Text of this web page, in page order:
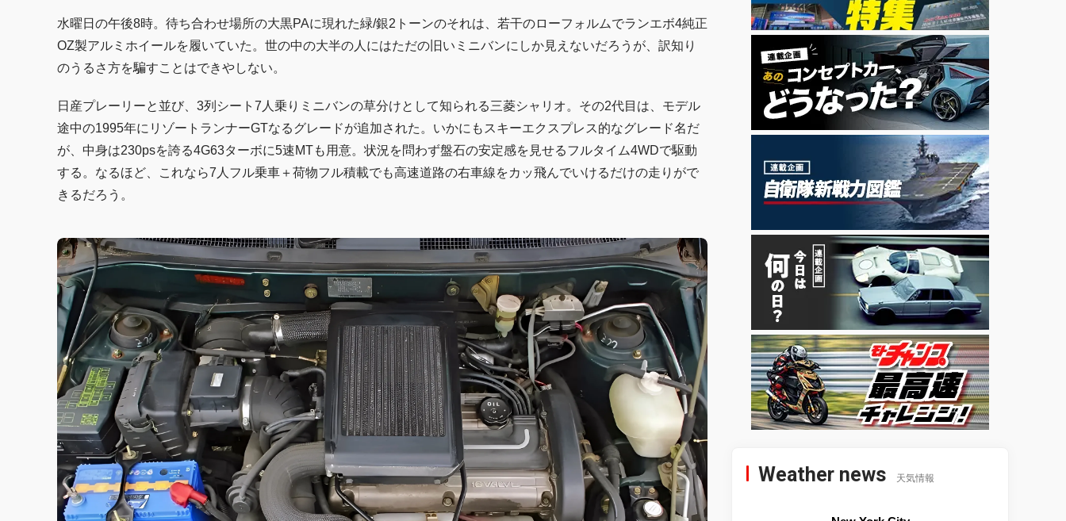
水曜日の午後8時。待ち合わせ場所の大黒PAに現れた緑/銀2トーンのそれは、若干のローフォルムでランエボ4純正
OZ製アルミホイールを履いていた。世の中の大半の人にはただの旧いミニバンにしか見えないだろうが、訳知り
のうるさ方を騙すことはできやしない。
日産プレーリーと並び、3列シート7人乗りミニバンの草分けとして知られる三菱シャリオ。その2代目は、モデル
途中の1995年にリゾートランナーGTなるグレードが追加された。いかにもスキーエクスプレス的なグレード名だ
が、中身は230psを誇る4G63ターボに5速MTも用意。状況を問わず盤石の安定感を見せるフルタイム4WDで駆動
する。なるほど、これなら7人フル乗車＋荷物フル積載でも高速道路の右車線をカッ飛んでいけるだけの走りがで
きるだろう。
Weather news 天気情報